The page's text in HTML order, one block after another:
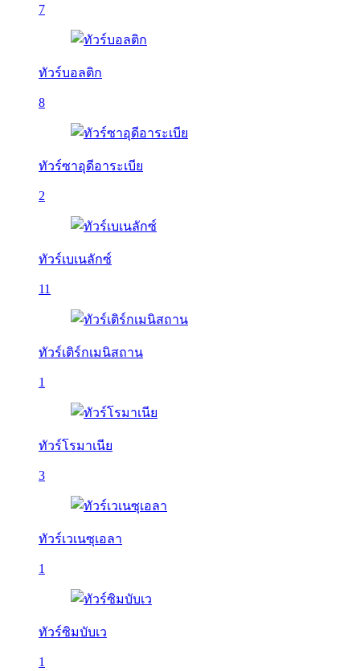
7
ทัวร์บอลติก
8
ทัวร์ซาอุดีอาระเบีย
2
ทัวร์เบเนลักซ์
11
ทัวร์เติร์กเมนิสถาน
1
ทัวร์โรมาเนีย
3
ทัวร์เวเนซุเอลา
1
ทัวร์ซิมบับเว
1